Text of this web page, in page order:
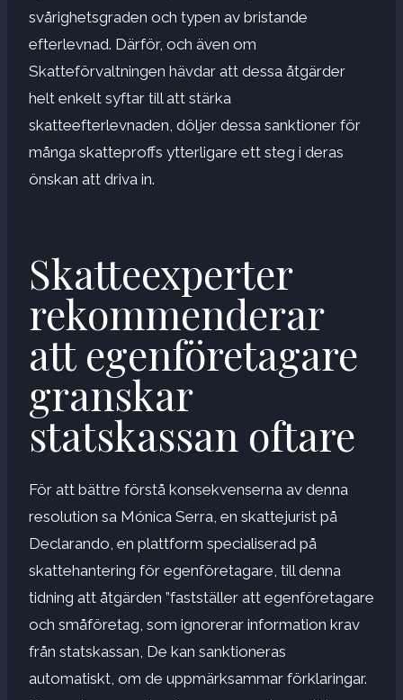
svårighetsgraden och typen av bristande
efterlevnad. Därför, och även om
Skatteförvaltningen hävdar att dessa åtgärder
helt enkelt syftar till att stärka
skatteefterlevnaden, döljer dessa sanktioner för
många skatteproffs ytterligare ett steg i deras
önskan att driva in.
Skatteexperter
rekommenderar
att egenföretagare
granskar
statskassan oftare
För att bättre förstå konsekvenserna av denna
resolution sa Mónica Serra, en skattejurist på
Declarando, en plattform specialiserad på
skattehantering för egenföretagare, till denna
tidning att åtgärden ”fastställer att egenföretagare
och småföretag, som ignorerar information krav
från statskassan, De kan sanktioneras
automatiskt, om de uppmärksammar förklaringar.